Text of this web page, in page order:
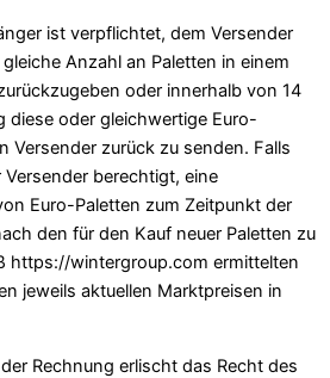
ist verpflichtet, dem Versender
Anzahl an Paletten in einem
oder innerhalb von 14
diese oder gleichwertige Euro-
Versender zurück zu senden. Falls
berechtigt, eine
Euro-Paletten zum Zeitpunkt der
den für den Kauf neuer Paletten zu
https://wintergroup.com ermittelten
jeweils aktuellen Marktpreisen in
Rechnung erlischt das Recht des